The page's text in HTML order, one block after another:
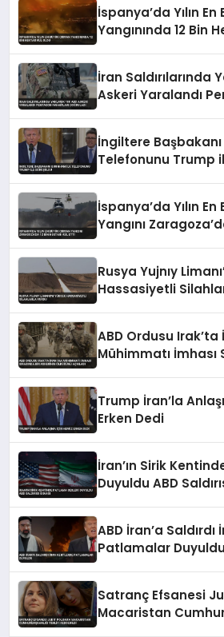
İspanya’da Yılın
Yangınında 12 Bin
İran Saldırılarında
Askeri Yaralandı
İngiltere
Telefonunu Trump
İspanya’da Yılın
Yangını
Rusya Yujnıy
Hassasiyetli
ABD Ordusu Irak’ta
Mühimmatı İmhası
Trump İran’la
Erken Dedi
İran’ın Sirik
Duyuldu ABD
ABD İran’a
Patlamalar Duyuldu
Satranç Efsanesi
Macaristan